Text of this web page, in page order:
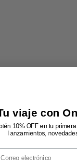
viaje con
10% OFF en tu
lanzamientos,